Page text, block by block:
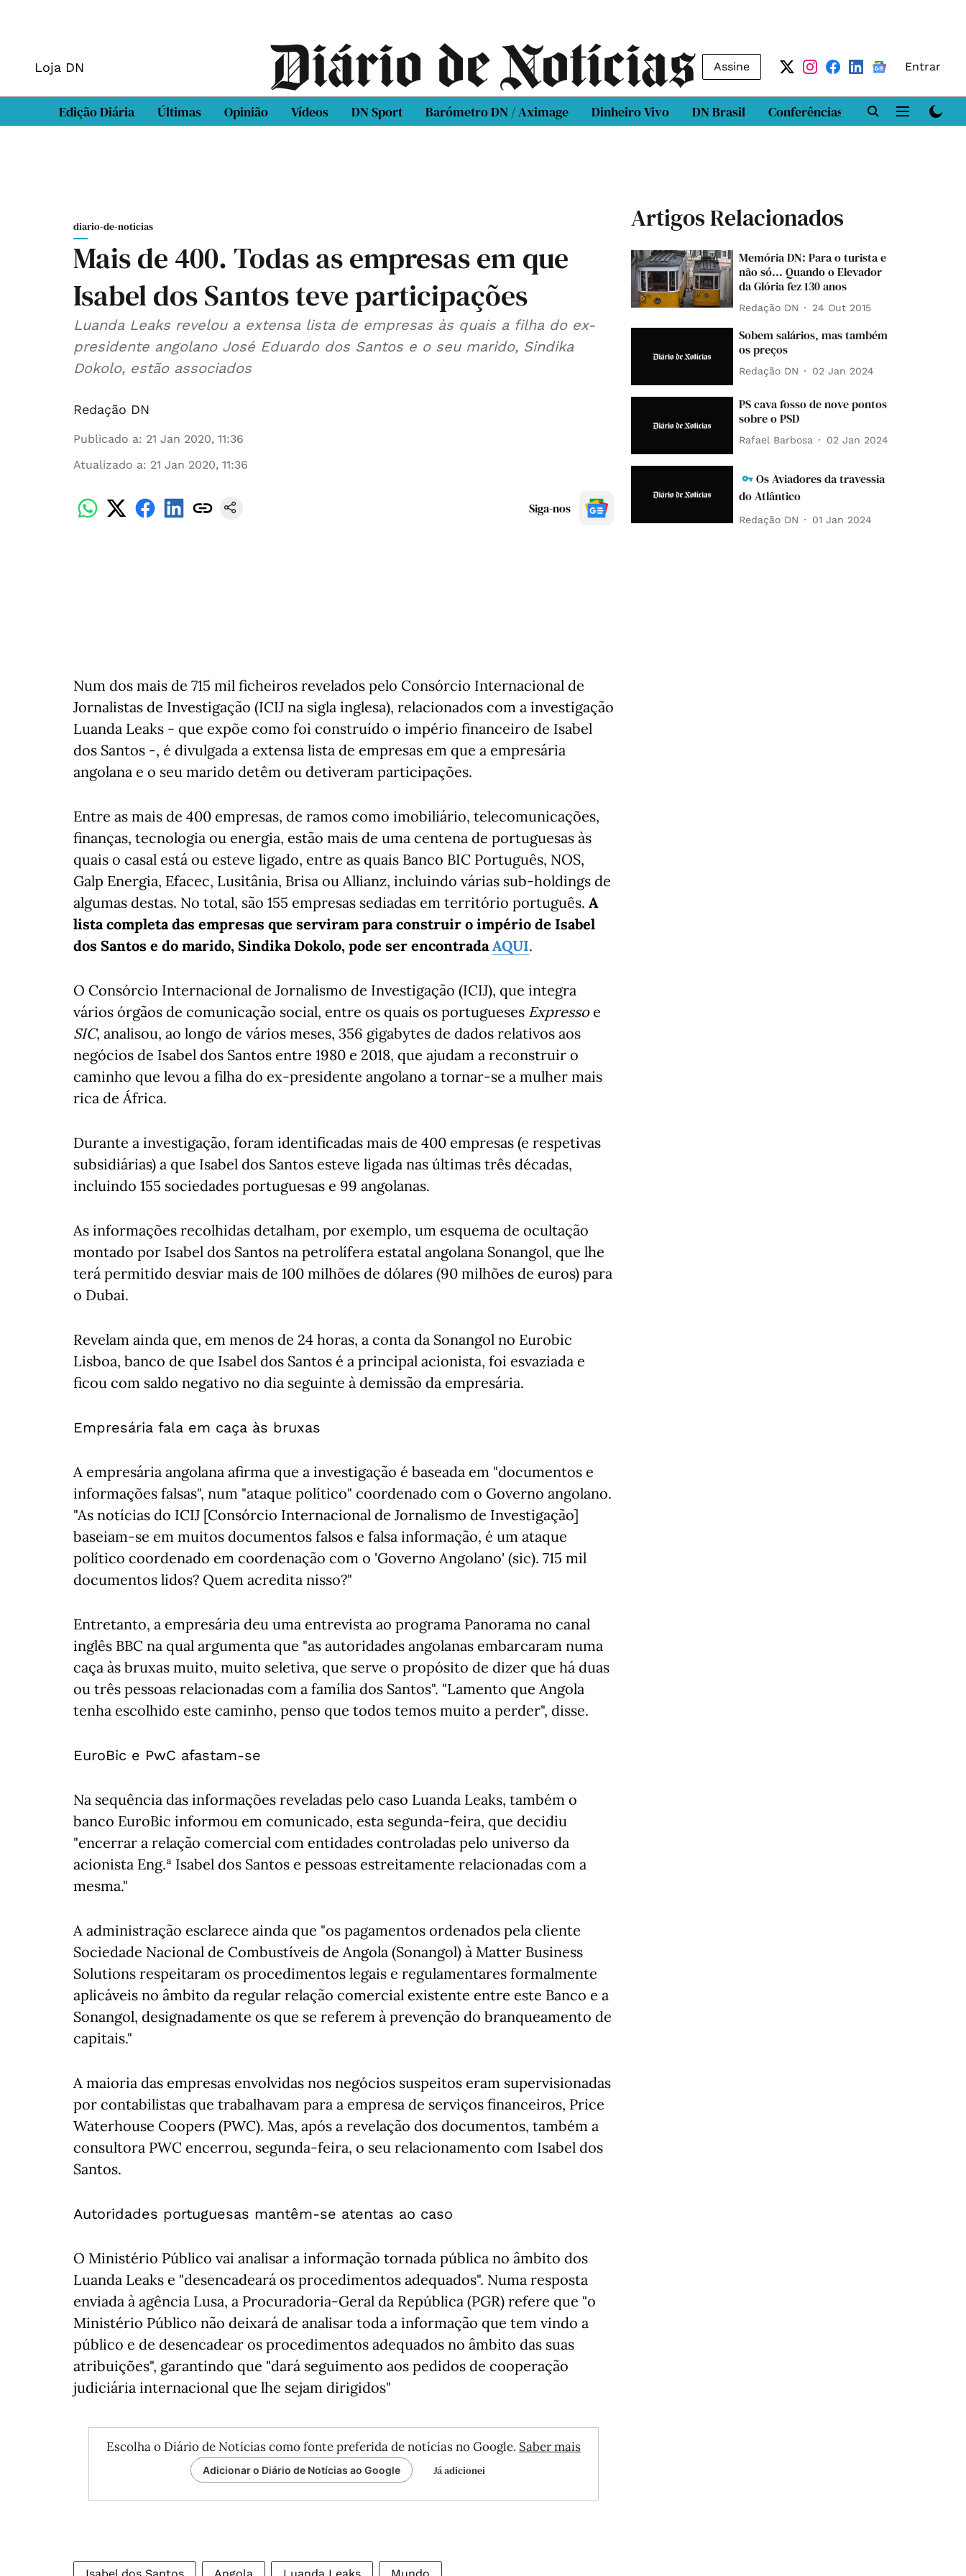
Loja DN Assine Entrar
Edição Diária Últimas Opinião Vídeos DN Sport Barómetro DN / Aximage Dinheiro Vivo DN Brasil Conferências DN LAB
diario-de-noticias
Mais de 400. Todas as empresas em que
Isabel dos Santos teve participações
Luanda Leaks revelou a extensa lista de empresas às quais a filha do ex-
presidente angolano José Eduardo dos Santos e o seu marido, Sindika
Dokolo, estão associados
Redação DN
Publicado a: 21 Jan 2020, 11:36
Atualizado a: 21 Jan 2020, 11:36
Siga-nos
Num dos mais de 715 mil ficheiros revelados pelo Consórcio Internacional de
Jornalistas de Investigação (ICIJ na sigla inglesa), relacionados com a investigação
Luanda Leaks - que expõe como foi construído o império financeiro de Isabel
dos Santos -, é divulgada a extensa lista de empresas em que a empresária
angolana e o seu marido detêm ou detiveram participações.
Entre as mais de 400 empresas, de ramos como imobiliário, telecomunicações,
finanças, tecnologia ou energia, estão mais de uma centena de portuguesas às
quais o casal está ou esteve ligado, entre as quais Banco BIC Português, NOS,
Galp Energia, Efacec, Lusitânia, Brisa ou Allianz, incluindo várias sub-holdings de
algumas destas. No total, são 155 empresas sediadas em território português. A
lista completa das empresas que serviram para construir o império de Isabel
dos Santos e do marido, Sindika Dokolo, pode ser encontradaAQUI.
O Consórcio Internacional de Jornalismo de Investigação (ICIJ), que integra
vários órgãos de comunicação social, entre os quais os portugueses Expressoe
SIC, analisou, ao longo de vários meses, 356 gigabytes de dados relativos aos
negócios de Isabel dos Santos entre 1980 e 2018, que ajudam a reconstruir o
caminho que levou a filha do ex-presidente angolano a tornar-se a mulher mais
rica de África.
Durante a investigação, foram identificadas mais de 400 empresas (e respetivas
subsidiárias) a que Isabel dos Santos esteve ligada nas últimas três décadas,
incluindo 155 sociedades portuguesas e 99 angolanas.
As informações recolhidas detalham, por exemplo, um esquema de ocultação
montado por Isabel dos Santos na petrolífera estatal angolana Sonangol, que lhe
terá permitido desviar mais de 100 milhões de dólares (90 milhões de euros) para
o Dubai.
Revelam ainda que, em menos de 24 horas, a conta da Sonangol no Eurobic
Lisboa, banco de que Isabel dos Santos é a principal acionista, foi esvaziada e
ficou com saldo negativo no dia seguinte à demissão da empresária.
Empresária fala em caça às bruxas
A empresária angolana afirma que a investigação é baseada em "documentos e
informações falsas", num "ataque político" coordenado com o Governo angolano.
"As notícias do ICIJ [Consórcio Internacional de Jornalismo de Investigação]
baseiam-se em muitos documentos falsos e falsa informação, é um ataque
político coordenado em coordenação com o 'Governo Angolano' (sic). 715 mil
documentos lidos? Quem acredita nisso?"
Entretanto, a empresária deu uma entrevista ao programa Panorama no canal
inglês BBC na qual argumenta que "as autoridades angolanas embarcaram numa
caça às bruxas muito, muito seletiva, que serve o propósito de dizer que há duas
ou três pessoas relacionadas com a família dos Santos". "Lamento que Angola
tenha escolhido este caminho, penso que todos temos muito a perder", disse.
EuroBic e PwC afastam-se
Na sequência das informações reveladas pelo caso Luanda Leaks, também o
banco EuroBic informou em comunicado, esta segunda-feira, que decidiu
"encerrar a relação comercial com entidades controladas pelo universo da
acionista Eng.ª Isabel dos Santos e pessoas estreitamente relacionadas com a
mesma."
A administração esclarece ainda que "os pagamentos ordenados pela cliente
Sociedade Nacional de Combustíveis de Angola (Sonangol) à Matter Business
Solutions respeitaram os procedimentos legais e regulamentares formalmente
aplicáveis no âmbito da regular relação comercial existente entre este Banco e a
Sonangol, designadamente os que se referem à prevenção do branqueamento de
capitais."
A maioria das empresas envolvidas nos negócios suspeitos eram supervisionadas
por contabilistas que trabalhavam para a empresa de serviços financeiros, Price
Waterhouse Coopers (PWC). Mas, após a revelação dos documentos, também a
consultora PWC encerrou, segunda-feira, o seu relacionamento com Isabel dos
Santos.
Autoridades portuguesas mantêm-se atentas ao caso
O Ministério Público vai analisar a informação tornada pública no âmbito dos
Luanda Leaks e "desencadeará os procedimentos adequados". Numa resposta
enviada à agência Lusa, a Procuradoria-Geral da República (PGR) refere que "o
Ministério Público não deixará de analisar toda a informação que tem vindo a
público e de desencadear os procedimentos adequados no âmbito das suas
atribuições", garantindo que "dará seguimento aos pedidos de cooperação
judiciária internacional que lhe sejam dirigidos"
Escolha o Diário de Notícias como fonte preferida de notícias no Google. Saber mais
Adicionar o Diário de Notícias ao Google Já adicionei
Artigos Relacionados
Memória DN: Para o turista e
não só... Quando o Elevador
da Glória fez 130 anos
Redação DN 24 Out 2015
Sobem salários, mas também
os preços
Redação DN 02 Jan 2024
PS cava fosso de nove pontos
sobre o PSD
Rafael Barbosa 02 Jan 2024
Os Aviadores da travessia
do Atlântico
Redação DN 01 Jan 2024